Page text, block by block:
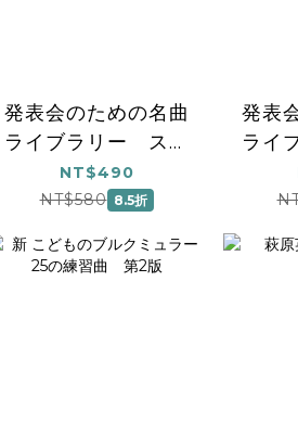
発表会のための名曲
ライブラリー スタ
ジオジブリ曲集[初中
級] 2
NT$490
NT$580 8.5折
発表
ライ
ジオ